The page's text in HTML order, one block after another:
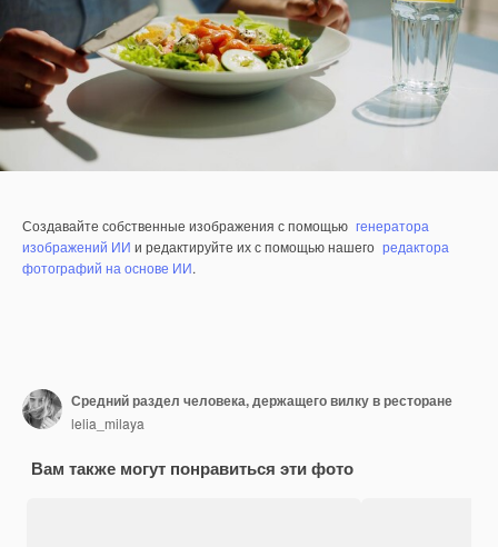
Создавайте собственные изображения с помощью генератора
изображений ИИ и редактируйте их с помощью нашего редактора
фотографий на основе ИИ.
Средний раздел человека, держащего вилку в ресторане
lelia_milaya
Вам также могут понравиться эти фото